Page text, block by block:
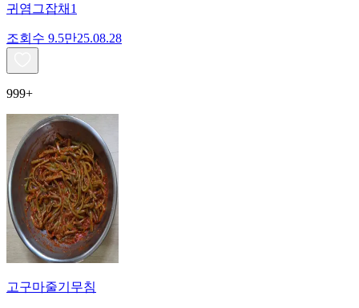
귀염그잡채1
조회수 9.5만25.08.28
999+
고구마줄기무침